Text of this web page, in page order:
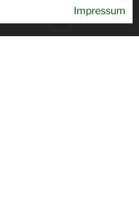
Impressum